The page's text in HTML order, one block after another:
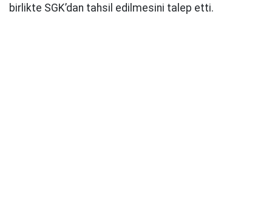
birlikte SGK’dan tahsil edilmesini talep etti.